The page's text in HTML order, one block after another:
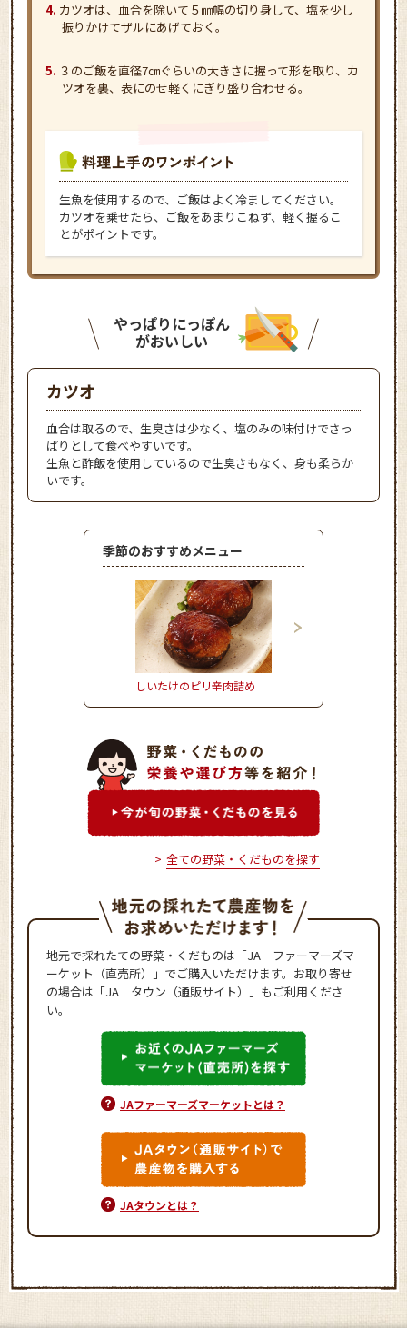
カツオは、血合を除いて５㎜幅の切り身して、塩を少し
振りかけてザルにあげておく。
３のご飯を直径7㎝ぐらいの大きさに握って形を取り、カ
ツオを裏、表にのせ軽くにぎり盛り合わせる。
生魚を使用するので、ご飯はよく冷ましてください。
カツオを乗せたら、ご飯をあまりこねず、軽く握るこ
とがポイントです。
やっぱりにっぽん
がおいしい
カツオ
血合は取るので、生臭さは少なく、塩のみの味付けでさっ
ぱりとして食べやすいです。
生魚と酢飯を使用しているので生臭さもなく、身も柔らか
いです。
季節のおすすめメニュー
しいたけのピリ辛肉詰め お野菜たっぷりかき揚げ
全ての野菜・くだものを探す
地元で採れたての野菜・くだものは「JA ファーマーズマ
ーケット（直売所）」でご購入いただけます。お取り寄せ
の場合は「JA タウン（通販サイト）」もご利用くださ
い。
JAファーマーズマーケットとは？
JAタウンとは？